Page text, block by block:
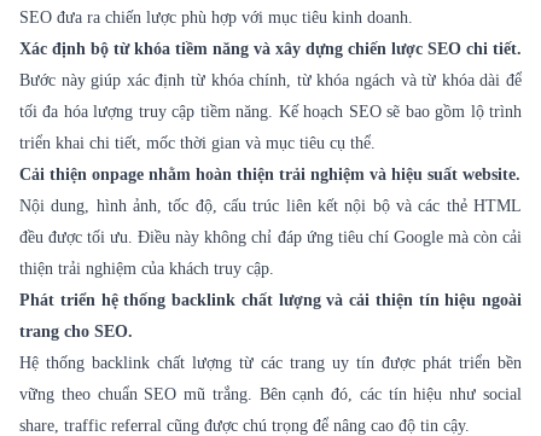
SEO đưa ra chiến lược phù hợp với mục tiêu kinh doanh.
Xác định bộ từ khóa tiềm năng và xây dựng chiến lược SEO chi tiết.
Bước này giúp xác định từ khóa chính, từ khóa ngách và từ khóa dài để
tối đa hóa lượng truy cập tiềm năng. Kế hoạch SEO sẽ bao gồm lộ trình
triển khai chi tiết, mốc thời gian và mục tiêu cụ thể.
Cải thiện onpage nhằm hoàn thiện trải nghiệm và hiệu suất website.
Nội dung, hình ảnh, tốc độ, cấu trúc liên kết nội bộ và các thẻ HTML
đều được tối ưu. Điều này không chỉ đáp ứng tiêu chí Google mà còn cải
thiện trải nghiệm của khách truy cập.
Phát triển hệ thống backlink chất lượng và cải thiện tín hiệu ngoài
trang cho SEO.
Hệ thống backlink chất lượng từ các trang uy tín được phát triển bền
vững theo chuẩn SEO mũ trắng. Bên cạnh đó, các tín hiệu như social
share, traffic referral cũng được chú trọng để nâng cao độ tin cậy.